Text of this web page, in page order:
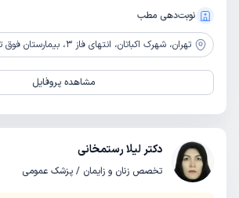
نوبت‌دهی مطب
تهران، شهرک اکباتان، انتهای فاز 3، بیمارستان فوق تخصصی صارم
مشاهده پروفایل
دکتر لیلا رستمخانی
تخصص زنان و زایمان / پزشک عمومی